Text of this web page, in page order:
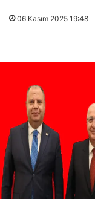
06 Kasım 2025 19:48